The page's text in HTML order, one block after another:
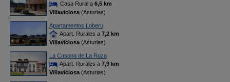
Casa Rural a 6,5 km
Villaviciosa(Asturias)
Apartamentos Loberu
Apart. Rurales a 7,2 km
Villaviciosa(Asturias)
La Casona de La Roza
Apart. Rurales a 7,9 km
Villaviciosa(Asturias)